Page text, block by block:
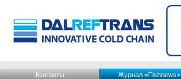
Контакты Журнал «Fishnews»